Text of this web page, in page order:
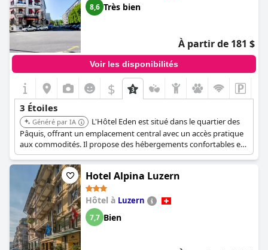
8,6 Très bien
À partir de 181 $
Voir les disponibilités
$
3 Étoiles
Généré par IA
L'Hôtel Eden est situé dans le quartier des
Pâquis, offrant un emplacement central avec un accès pratique
aux commodités. Il propose des hébergements confortables et
est apprécié pour sa proximité avec les attractions.
Hotel Alpina Luzern
Hôtel à Luzern
7,7 Bien